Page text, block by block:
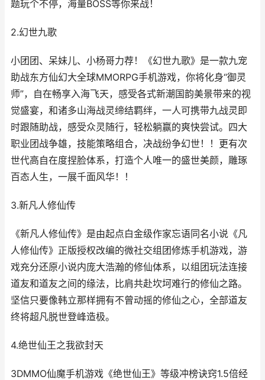
题玩个不停，海量BOSS等你来战！
2.幻世九歌
小团团、呆妹儿、小杨哥力荐！《幻世九歌》是一款九宠
助战东方仙幻大全球MMORPG手机游戏，你将化身“御灵
师”，自在畅享入海飞天，感受各式新潮国韵美景带来的视
觉盛宴，和诸多山海战灵缔结羁绊，一人可携带九战灵即
时跟随助战，感受众灵随行，轻松躺赢的爽快尝试。四大
职业团战争雄，技能策略组合，决战纷争幻世！！更有次
世代高自在度捏脸体系，打造个人唯一的盛世美颜，雕琢
百态人生，一展千面风华！！
3.新凡人修仙传
《新凡人修仙传》是由起点白金级作家忘语同名小说《凡
人修仙传》正版授权改编的微社交组团修炼手机游戏，游
戏充分还原小说内庞大浩瀚的修仙体系，以组团玩法连接
道友和道友之间的缘法，比肩共赴坎坷难行的修仙之路。
坚信只要像韩立那样拥有不曾动摇的修仙之心，全部道友
终将超凡脱世登峰造极。
4.绝世仙王之我欲封天
3DMMO仙魔手机游戏《绝世仙王》等级冲榜诀窍1.5倍经